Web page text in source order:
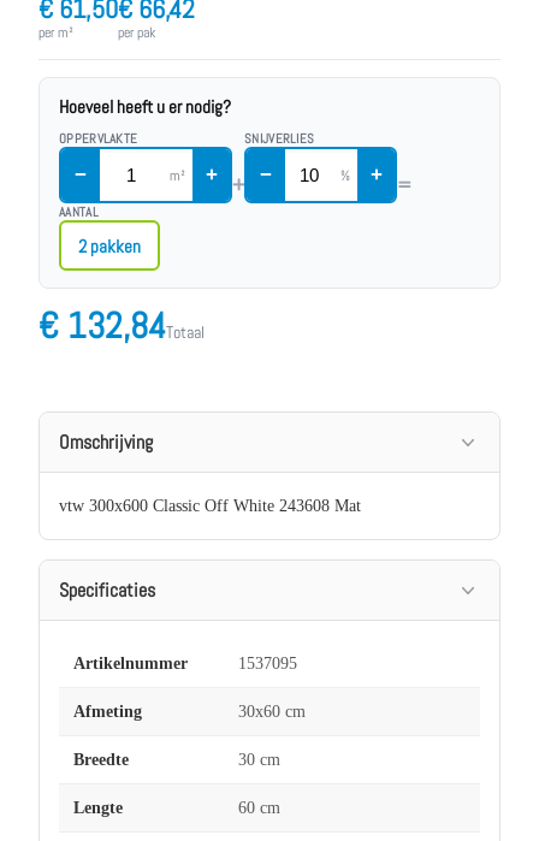
€ 61,50
per m²
€ 66,42
per pak
Hoeveel heeft u er nodig?
OPPERVLAKTE
− m² + +
SNIJVERLIES
− % + =
AANTAL
2 pakken
€ 132,84Totaal
Omschrijving
vtw 300x600 Classic Off White 243608 Mat
Specificaties
Artikelnummer 1537095
Afmeting 30x60 cm
Breedte 30 cm
Lengte 60 cm